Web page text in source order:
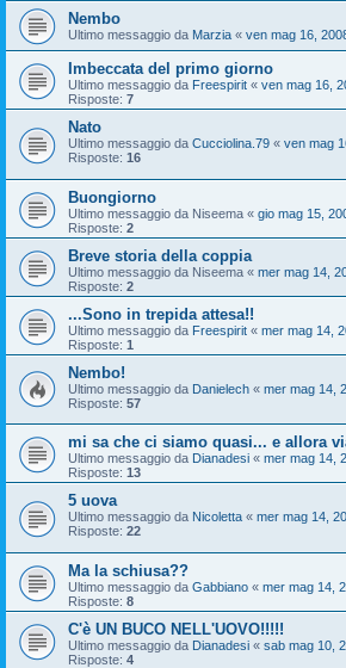
Nembo
Ultimo messaggio da Marzia « ven mag 16,
Imbeccata del primo giorno
Ultimo messaggio da Freespirit « ven mag 16,
Risposte: 7
Nato
Ultimo messaggio da Cucciolina.79 « ven mag
Risposte: 16
Buongiorno
Ultimo messaggio da Niseema « gio mag 15,
Risposte: 2
Breve storia della coppia
Ultimo messaggio da Niseema « mer mag 14,
Risposte: 2
...Sono in trepida attesa!!
Ultimo messaggio da Freespirit « mer mag 14,
Risposte: 1
Nembo!
Ultimo messaggio da Danielech « mer mag 14,
Risposte: 57
mi sa che ci siamo quasi... e allora
Ultimo messaggio da Dianadesi « mer mag 14,
Risposte: 13
5 uova
Ultimo messaggio da Nicoletta « mer mag 14,
Risposte: 22
Ma la schiusa??
Ultimo messaggio da Gabbiano « mer mag 14,
Risposte: 8
C'è UN BUCO NELL'UOVO!!!!!
Ultimo messaggio da Dianadesi « sab mag 10,
Risposte: 4